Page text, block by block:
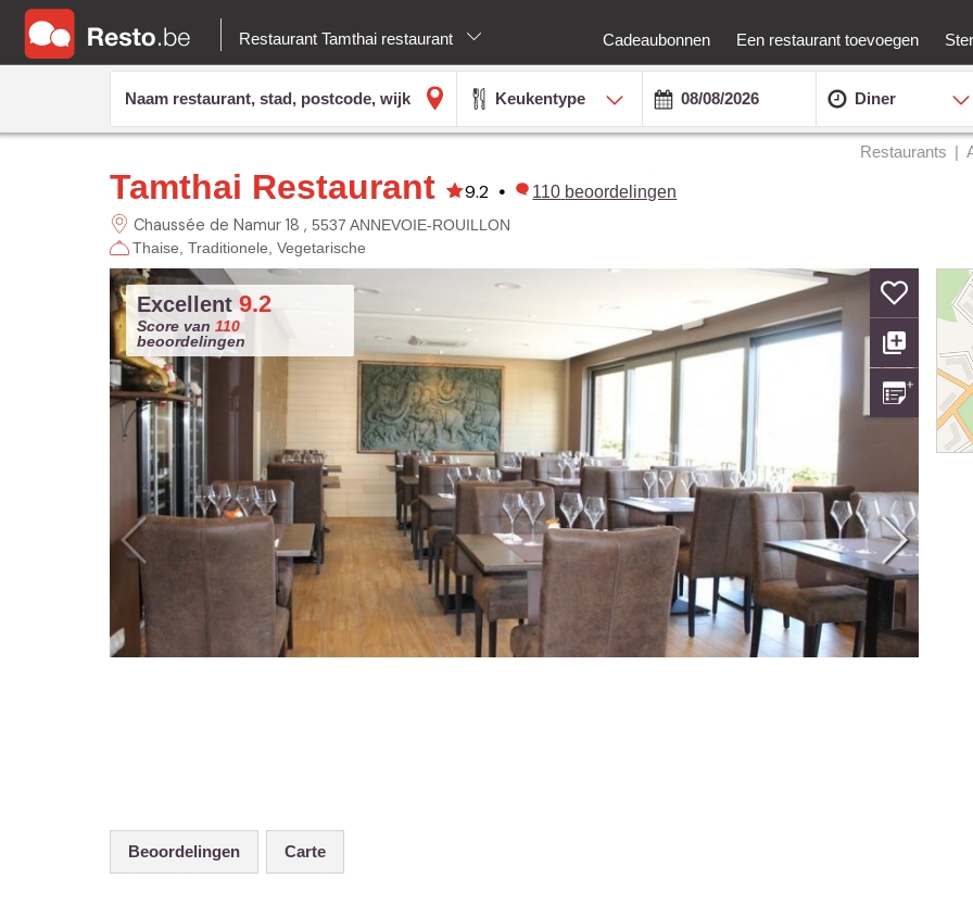
Restaurant Tamthai restaurant Cadeaubonnen Een restaurant toevoegen
Keukentype Diner
Restaurants
Tamthai Restaurant 9.2 • 110 beoordelingen
Chaussée de Namur 18
5537 ANNEVOIE-ROUILLON
Thaise Traditionele Vegetarische
Excellent9.2
Score van 110
beoordelingen
Beoordelingen Carte